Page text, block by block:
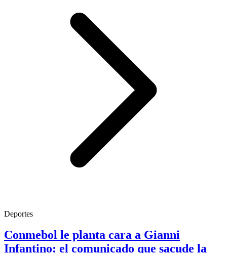
Deportes
Conmebol le planta cara a Gianni
Infantino: el comunicado que sacude la